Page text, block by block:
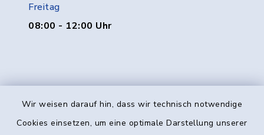
Wir weisen darauf hin, dass wir technisch notwendige
Cookies einsetzen, um eine optimale Darstellung unserer
Freitag
08:00 - 12:00 Uhr
Kontakt